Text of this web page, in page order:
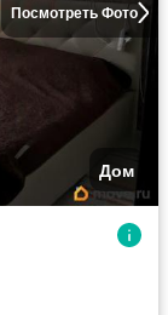
Посмотреть Фото
Дом